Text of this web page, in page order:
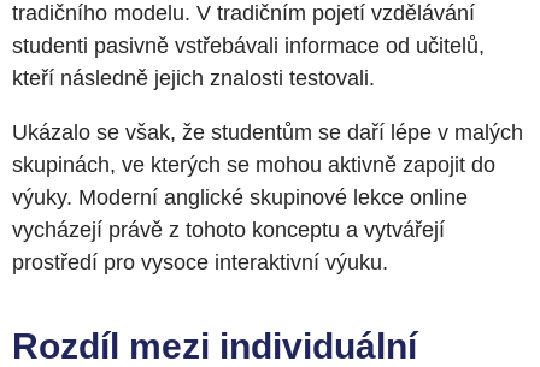
tradičního modelu. V tradičním pojetí vzdělávání
studenti pasivně vstřebávali informace od učitelů,
kteří následně jejich znalosti testovali.
Ukázalo se však, že studentům se daří lépe v malých
skupinách, ve kterých se mohou aktivně zapojit do
výuky. Moderní anglické skupinové lekce online
vycházejí právě z tohoto konceptu a vytvářejí
prostředí pro vysoce interaktivní výuku.
Rozdíl mezi individuální